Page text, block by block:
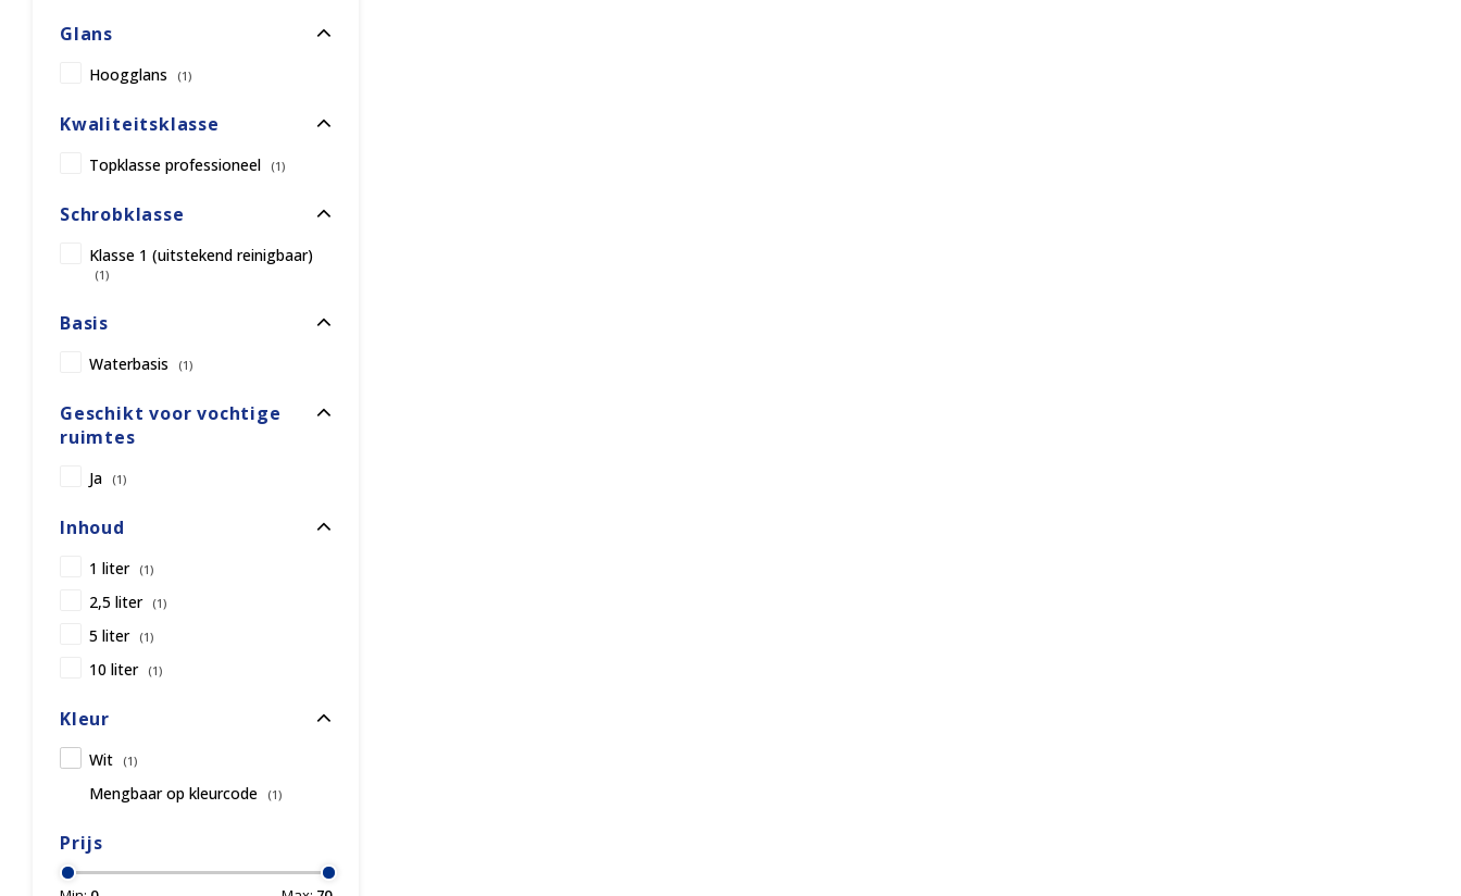
Glans
Hoogglans (1)
Kwaliteitsklasse
Topklasse professioneel (1)
Schrobklasse
Klasse 1 (uitstekend reinigbaar)
(1)
Basis
Waterbasis (1)
Geschikt voor vochtige
ruimtes
Ja (1)
Inhoud
1 liter (1)
2,5 liter (1)
5 liter (1)
10 liter (1)
Kleur
Wit (1)
Mengbaar op kleurcode (1)
Prijs